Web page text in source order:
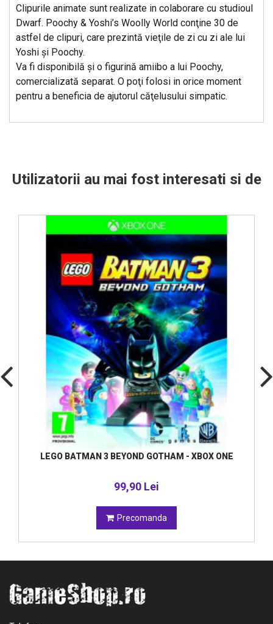
Clipurile animate sunt realizate in colaborare cu studioul
Dwarf. Poochy & Yoshi’s Woolly World conţine 30 de
astfel de clipuri, care prezintă vieţile de zi cu zi ale lui
Yoshi şi Poochy.
Va fi disponibilă şi o figurină amiibo a lui Poochy,
comercializată separat. O poţi folosi in orice moment
pentru a beneficia de ajutorul căţelusului simpatic.
Utilizatorii au mai fost interesati si de
LEGO BATMAN 3 BEYOND GOTHAM - XBOX ONE
99,90 Lei
Precomanda